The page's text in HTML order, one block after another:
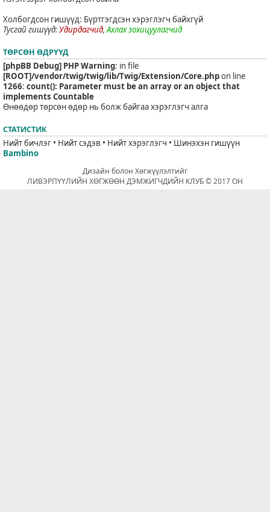
Холбогдсон гишүүд: Бүртгэгдсэн хэрэглэгч байхгүй
Тусгай гишүүд:Удирдагчид,Ахлах зохицуулагчид
ТӨРСӨН ӨДРҮҮД
[phpBB Debug] PHP Warning: in file
[ROOT]/vendor/twig/twig/lib/Twig/Extension/Core.phpon line
1266: count(): Parameter must be an array or an object that
implements Countable
Өнөөдөр төрсөн өдөр нь болж байгаа хэрэглэгч алга
СТАТИСТИК
Нийт бичлэг • Нийт сэдэв • Нийт хэрэглэгч • Шинэхэн гишүүн
Bambino
Дизайн болон Хөгжүүлэлтийг
ЛИВЭРПҮҮЛИЙН ХӨГЖӨӨН ДЭМЖИГЧДИЙН КЛУБ © 2017 ОН